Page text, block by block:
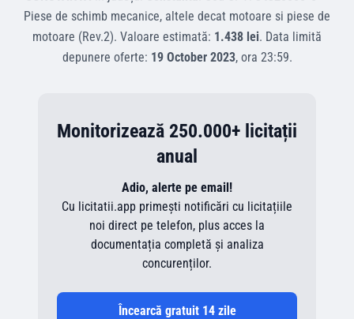
Piese de schimb mecanice, altele decat motoare si piese de
motoare (Rev.2). Valoare estimată: 1.438 lei. Data limită
depunere oferte: 19 October 2023, ora 23:59.
Monitorizează 250.000+ licitații
anual
Adio, alerte pe email!
Cu licitatii.app primești notificări cu licitațiile
noi direct pe telefon, plus acces la
documentația completă și analiza
concurenților.
Încearcă gratuit 14 zile